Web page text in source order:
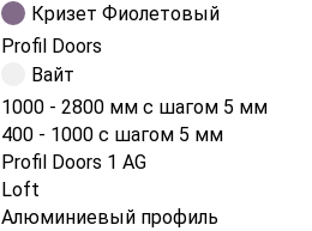
Кризет Фиолетовый
Profil Doors
Вайт
1000 - 2800 мм с шагом 5 мм
400 - 1000 с шагом 5 мм
Profil Doors 1 AG
Loft
Алюминиевый профиль